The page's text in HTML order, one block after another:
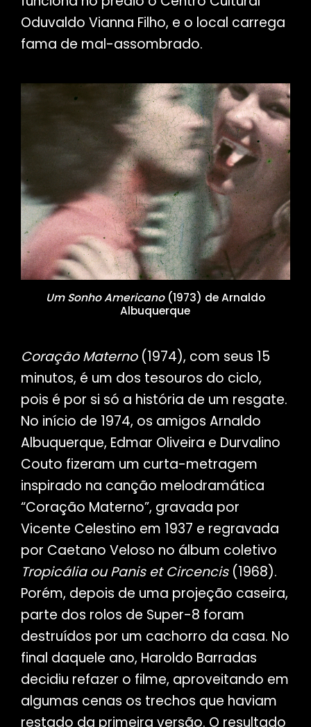
Oduvaldo Vianna Filho, e o local carrega
fama de mal-assombrado.
Um Sonho Americano(1973) de Arnaldo
Albuquerque
Coração Materno(1974), com seus 15
minutos, é um dos tesouros do ciclo,
pois é por si só a história de um resgate.
No início de 1974, os amigos Arnaldo
Albuquerque, Edmar Oliveira e Durvalino
Couto fizeram um curta-metragem
inspirado na canção melodramática
“Coração Materno”, gravada por
Vicente Celestino em 1937 e regravada
por Caetano Veloso no álbum coletivo
Tropicália ou Panis et Circencis(1968).
Porém, depois de uma projeção caseira,
parte dos rolos de Super-8 foram
destruídos por um cachorro da casa. No
final daquele ano, Haroldo Barradas
decidiu refazer o filme, aproveitando em
algumas cenas os trechos que haviam
restado da primeira versão. O resultado